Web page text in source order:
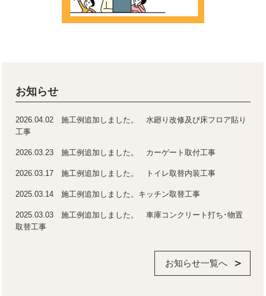
お知らせ
2026.04.02 施工例追加しました。 水廻り改修及び床フロア貼り
工事
2026.03.23 施工例追加しました。 カーゲート取付工事
2026.03.17 施工例追加しました。 トイレ取替内装工事
2025.03.14 施工例追加しました。キッチン取替工事
2025.03.03 施工例追加しました。 車庫コンクリート打ち･物置
取替工事
お知らせ一覧へ